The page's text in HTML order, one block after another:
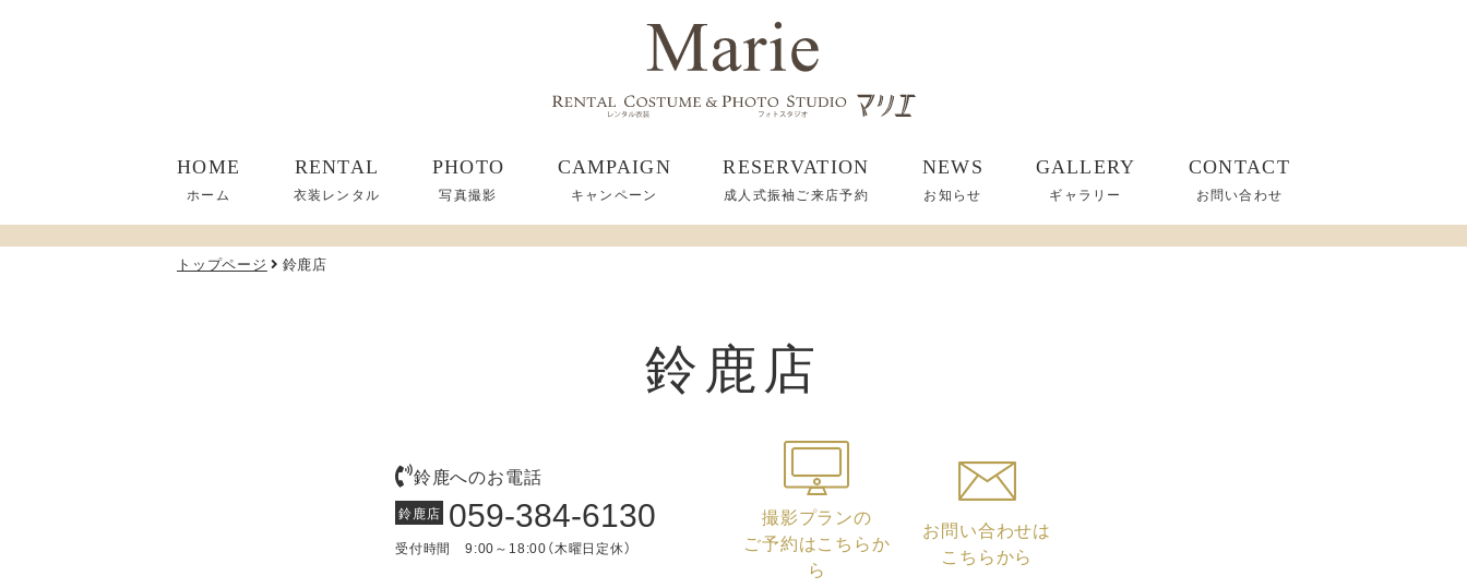
HOME
ホーム
RENTAL
衣装レンタル
PHOTO
写真撮影
CAMPAIGN
キャンペーン
RESERVATION
成人式振袖ご来店予約
NEWS
お知らせ
GALLERY
ギャラリー
CONTACT
お問い合わせ
トップページ 鈴鹿店
鈴鹿店
鈴鹿へのお電話
鈴鹿店 059-384-6130
受付時間 9:00～18:00（木曜日定休）
撮影プランの
ご予約はこちらか
ら
お問い合わせは
こちらから